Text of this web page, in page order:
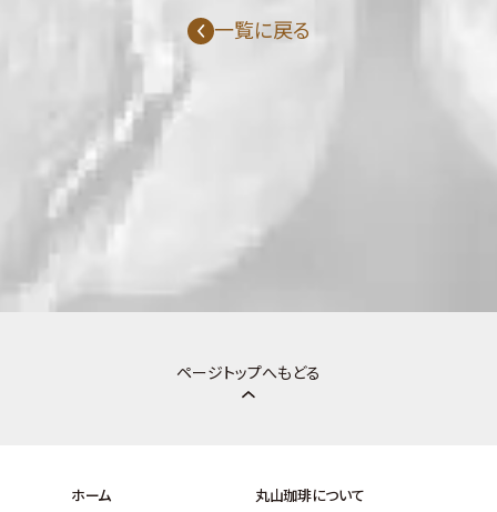
一覧に戻る
ページトップへもどる
ホーム 丸山珈琲について